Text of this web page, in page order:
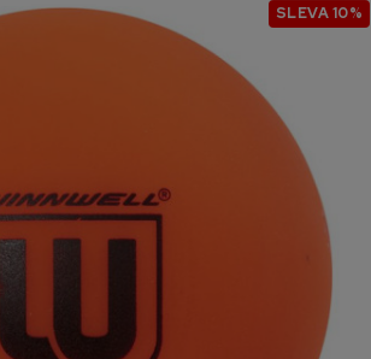
SLEVA 10%